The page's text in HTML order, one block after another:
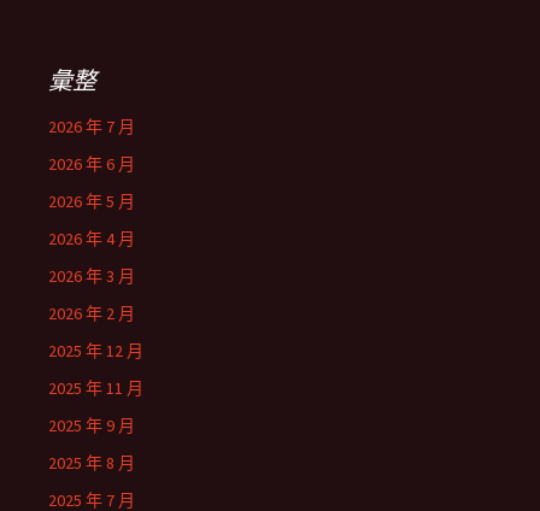
彙整
2026 年 7 月
2026 年 6 月
2026 年 5 月
2026 年 4 月
2026 年 3 月
2026 年 2 月
2025 年 12 月
2025 年 11 月
2025 年 9 月
2025 年 8 月
2025 年 7 月